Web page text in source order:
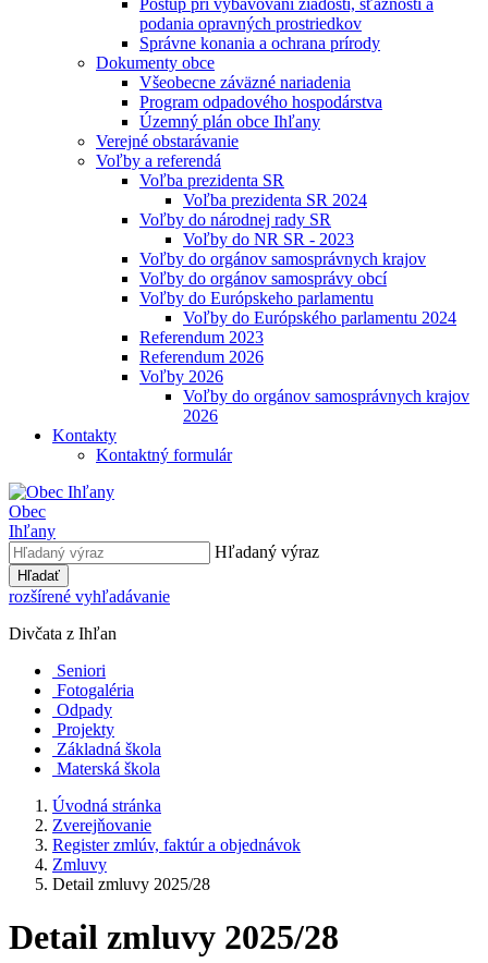
Postup pri vybavovaní žiadostí, sťažností a
podania opravných prostriedkov
Správne konania a ochrana prírody
Dokumenty obce
Všeobecne záväzné nariadenia
Program odpadového hospodárstva
Územný plán obce Ihľany
Verejné obstarávanie
Voľby a referendá
Voľba prezidenta SR
Voľba prezidenta SR 2024
Voľby do národnej rady SR
Voľby do NR SR - 2023
Voľby do orgánov samosprávnych krajov
Voľby do orgánov samosprávy obcí
Voľby do Európskeho parlamentu
Voľby do Európského parlamentu 2024
Referendum 2023
Referendum 2026
Voľby 2026
Voľby do orgánov samosprávnych krajov
2026
Kontakty
Kontaktný formulár
Obec
Ihľany
Hľadaný výraz
Hľadať
rozšírené vyhľadávanie
Divčata z Ihľan
Seniori
Fotogaléria
Odpady
Projekty
Základná škola
Materská škola
Úvodná stránka
Zverejňovanie
Register zmlúv, faktúr a objednávok
Zmluvy
Detail zmluvy 2025/28
Detail zmluvy 2025/28